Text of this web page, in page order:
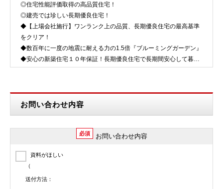
◎住宅性能評価取得の高品質住宅！
◎建売では珍しい長期優良住宅！
◆【上場会社施行】ワンランク上の品質、長期優良住宅の最高基準
をクリア！
◆数百年に一度の地震に耐える力の1.5倍『ブルーミングガーデン』
◆安心の新築住宅１０年保証！長期優良住宅で長期間安心して暮ら
★フラット35S利用可
★ペアガラス標…
お問い合わせ内容
必須 お問い合わせ内容
資料がほしい
（
送付方法：